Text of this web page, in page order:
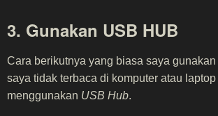
3. Gunakan USB HUB
Cara berikutnya yang biasa saya gunakan
saya tidak terbaca di komputer atau
menggunakan USB Hub.